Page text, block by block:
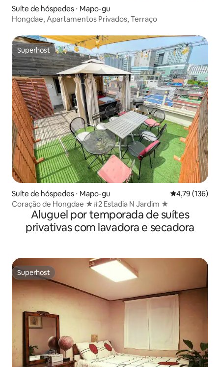
Suíte de hóspedes ⋅ Mapo-gu
Hongdae, Apartamentos Privados, Terraço
Superhost
Superhost
Suíte de hóspedes ⋅ Mapo-gu 4,79 de uma
4,79 (136)
Coração de Hongdae ★#2 Estadia N Jardim ★
Aluguel por temporada de suítes
privativas com lavadora e secadora
Superhost
Superhost